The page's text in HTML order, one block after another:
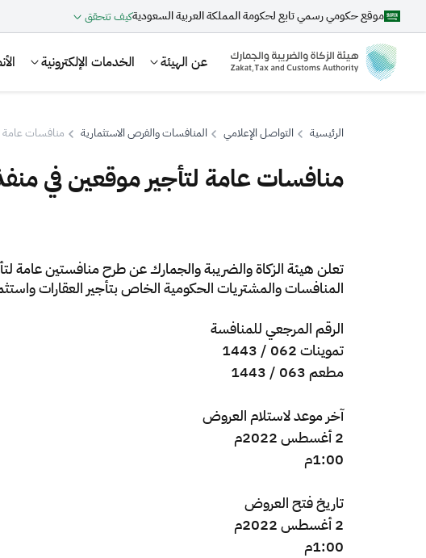
موقع حكومي رسمي تابع لحكومة المملكة العربية السعوديةكيف تتحقق
عن الهيئة الخدمات الإلكترونية
بحث
اقتراحات
الرئيسية التواصل الإعلامي المنافسات والفرص الاستثمارية منافسات عامة
منافسات عامة لتأجير موقعين في
تعلن هيئة الزكاة والضريبة والجمارك عن طرح منافستين عامة
المنافسات والمشتريات الحكومية الخاص بتأجير العقارات
الرقم المرجعي للمنافسة
تموينات 062 / 1443
مطعم 063 / 1443
​آخر موعد لاستلام العروض
2 أغسطس 2022م
1:00م
تاريخ فتح العروض
2 أغسطس 2022م
1:00م